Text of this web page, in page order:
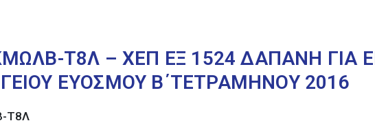
Τ8Λ – ΧΕΠ ΕΞ 1524 ΔΑΠΑΝΗ ΓΙΑ
ΕΥΟΣΜΟΥ Β΄ΤΕΤΡΑΜΗΝΟΥ 2016
Τ8Λ